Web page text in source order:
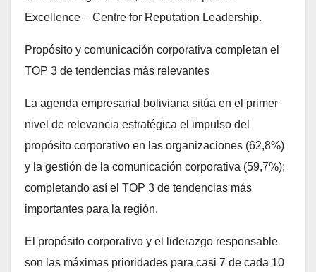
Excellence – Centre for Reputation Leadership.
Propósito y comunicación corporativa completan el
TOP 3 de tendencias más relevantes
La agenda empresarial boliviana sitúa en el primer
nivel de relevancia estratégica el impulso del
propósito corporativo en las organizaciones (62,8%)
y la gestión de la comunicación corporativa (59,7%);
completando así el TOP 3 de tendencias más
importantes para la región.
El propósito corporativo y el liderazgo responsable
son las máximas prioridades para casi 7 de cada 10